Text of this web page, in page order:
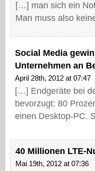
[…] man sich ein
Man muss also
Social Media
Unternehmen an
April 28th, 2012 at 07:47
[…] Endgeräte bei
bevorzugt: 80
einen Desktop-PC.
40 Millionen LTE-
Mai 19th, 2012 at 07:36